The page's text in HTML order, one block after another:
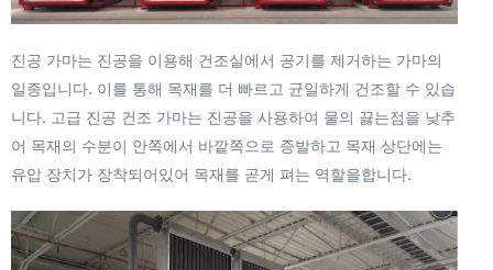
진공 가마는 진공을 이용해 건조실에서 공기를 제거하는 가마의
일종입니다. 이를 통해 목재를 더 빠르고 균일하게 건조할 수 있습
니다. 고급 진공 건조 가마는 진공을 사용하여 물의 끓는점을 낮추
어 목재의 수분이 안쪽에서 바깥쪽으로 증발하고 목재 상단에는
유압 장치가 장착되어있어 목재를 곧게 펴는 역할을합니다.